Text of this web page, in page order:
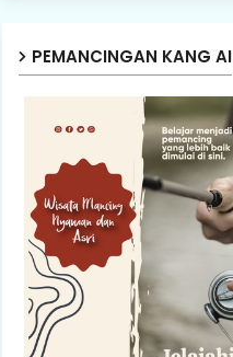
PEMANCINGAN KANG AI